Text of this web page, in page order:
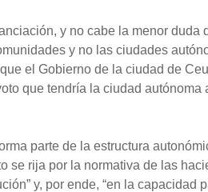
y no cabe la menor duda
y no las ciudades
el Gobierno de la ciudad de
que tendría la ciudad autónoma
parte de la estructura
rija por la normativa de las
y, por ende, “en la capacidad